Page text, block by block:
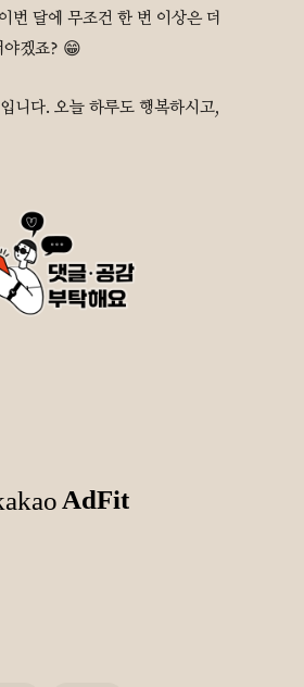
번 달에 무조건 한 번 이상은 더
야겠죠? 😁
니다. 오늘 하루도 행복하시고,